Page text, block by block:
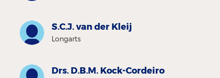
S.C.J. van der Kleij
Longarts
Drs. D.B.M. Kock-Cordeiro